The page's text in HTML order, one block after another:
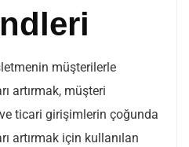
müşterilerle
artırmak, müşteri
ticari girişimlerin çoğunda
artırmak için kullanılan